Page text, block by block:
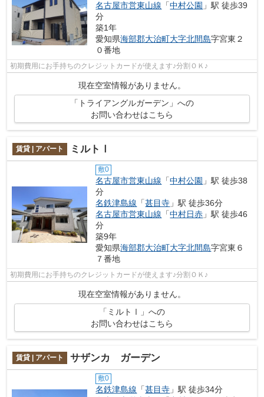
名古屋市営東山線 「中村公園 」駅 徒歩39
分
築1年
愛知県海部郡大治町大字北間島字宮東２
０番地
初期費用にお手持ちのクレジットカードが使えます♪分割ＯＫ♪
現在空室情報がありません。
「トライアングルガーデン」への
お問い合わせはこちら
賃貸 | アパート ミルトⅠ
敷0
名古屋市営東山線 「中村公園 」駅 徒歩38
分
名鉄津島線 「甚目寺 」駅 徒歩36分
名古屋市営東山線 「中村日赤 」駅 徒歩46
分
築9年
愛知県海部郡大治町大字北間島字宮東６
７番地
初期費用にお手持ちのクレジットカードが使えます♪分割ＯＫ♪
現在空室情報がありません。
「ミルトⅠ」への
お問い合わせはこちら
賃貸 | アパート サザンカ ガーデン
敷0
名鉄津島線 「甚目寺 」駅 徒歩34分